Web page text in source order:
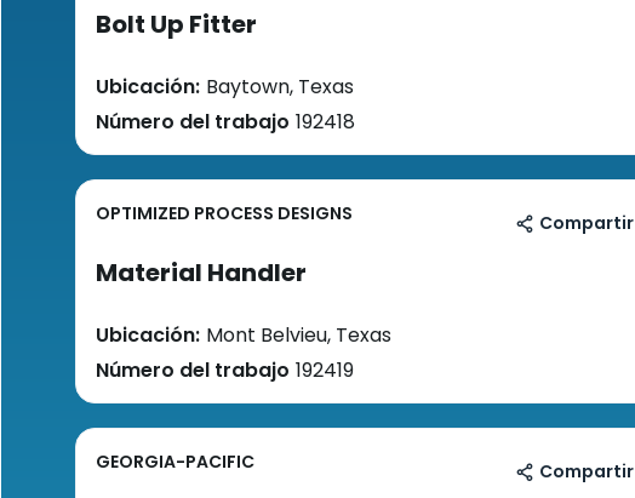
Bolt Up Fitter
Ubicación: Baytown, Texas
Número del trabajo 192418
OPTIMIZED PROCESS DESIGNS Compartir
Material Handler
Ubicación: Mont Belvieu, Texas
Número del trabajo 192419
GEORGIA-PACIFIC Compartir